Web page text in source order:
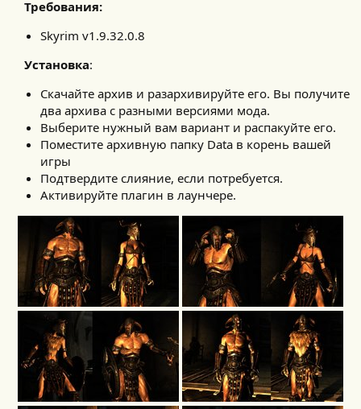
Требования:
Skyrim v1.9.32.0.8
Установка:
Скачайте архив и разархивируйте его. Вы получите
два архива с разными версиями мода.
Выберите нужный вам вариант и распакуйте его.
Поместите архивную папку Data в корень вашей
игры
Подтвердите слияние, если потребуется.
Активируйте плагин в лаунчере.